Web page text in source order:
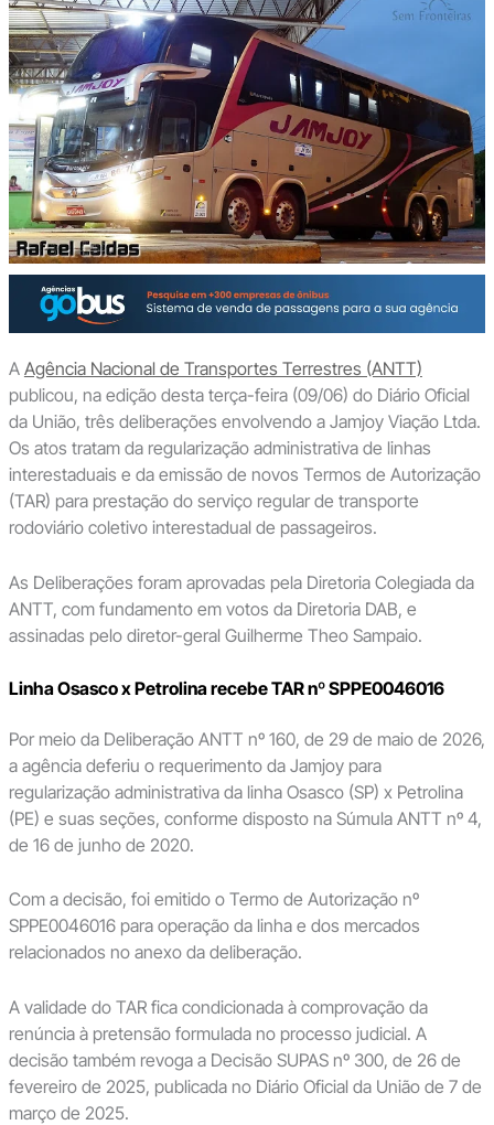
A Agência Nacional de Transportes Terrestres (ANTT)
publicou, na edição desta terça-feira (09/06) do Diário Oficial
da União, três deliberações envolvendo a Jamjoy Viação Ltda.
Os atos tratam da regularização administrativa de linhas
interestaduais e da emissão de novos Termos de Autorização
(TAR) para prestação do serviço regular de transporte
rodoviário coletivo interestadual de passageiros.
As Deliberações foram aprovadas pela Diretoria Colegiada da
ANTT, com fundamento em votos da Diretoria DAB, e
assinadas pelo diretor-geral Guilherme Theo Sampaio.
Linha Osasco x Petrolina recebe TAR nº SPPE0046016
Por meio da Deliberação ANTT nº 160, de 29 de maio de 2026,
a agência deferiu o requerimento da Jamjoy para
regularização administrativa da linha Osasco (SP) x Petrolina
(PE) e suas seções, conforme disposto na Súmula ANTT nº 4,
de 16 de junho de 2020.
Com a decisão, foi emitido o Termo de Autorização nº
SPPE0046016 para operação da linha e dos mercados
relacionados no anexo da deliberação.
A validade do TAR fica condicionada à comprovação da
renúncia à pretensão formulada no processo judicial. A
decisão também revoga a Decisão SUPAS nº 300, de 26 de
fevereiro de 2025, publicada no Diário Oficial da União de 7 de
março de 2025.